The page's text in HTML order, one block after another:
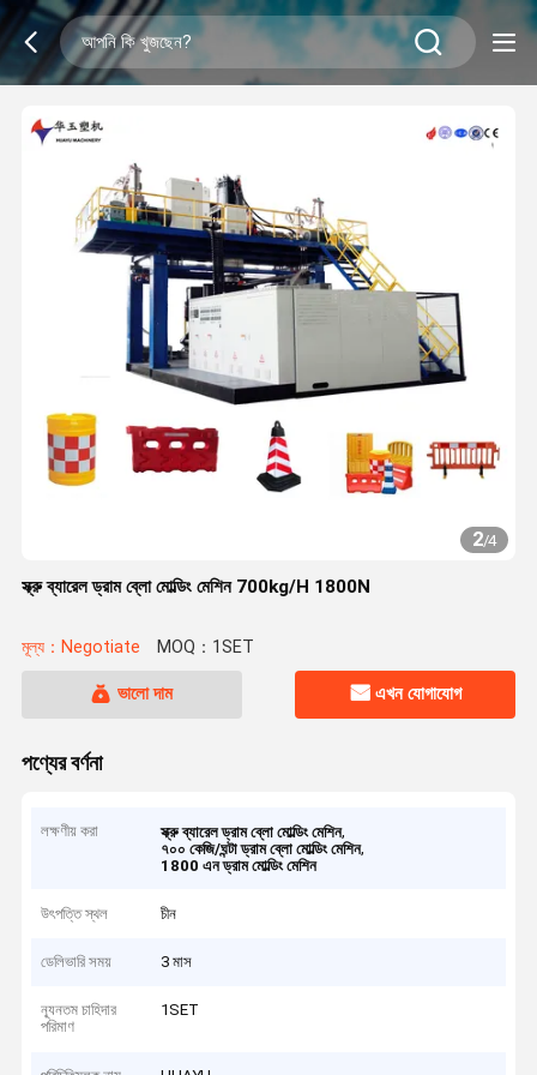
2/4
স্ক্রু ব্যারেল ড্রাম ব্লো মোল্ডিং মেশিন 700kg/H 1800N
মূল্য：Negotiate MOQ：1SET
ভালো দাম এখন যোগাযোগ
পণ্যের বর্ণনা
লক্ষণীয় করা স্ক্রু ব্যারেল ড্রাম ব্লো মোল্ডিং মেশিন,
৭০০ কেজি/ঘন্টা ড্রাম ব্লো মোল্ডিং মেশিন,
1800 এন ড্রাম মোল্ডিং মেশিন
উৎপত্তি স্থল চীন
ডেলিভারি সময় 3 মাস
ন্যূনতম চাহিদার
পরিমাণ
1SET